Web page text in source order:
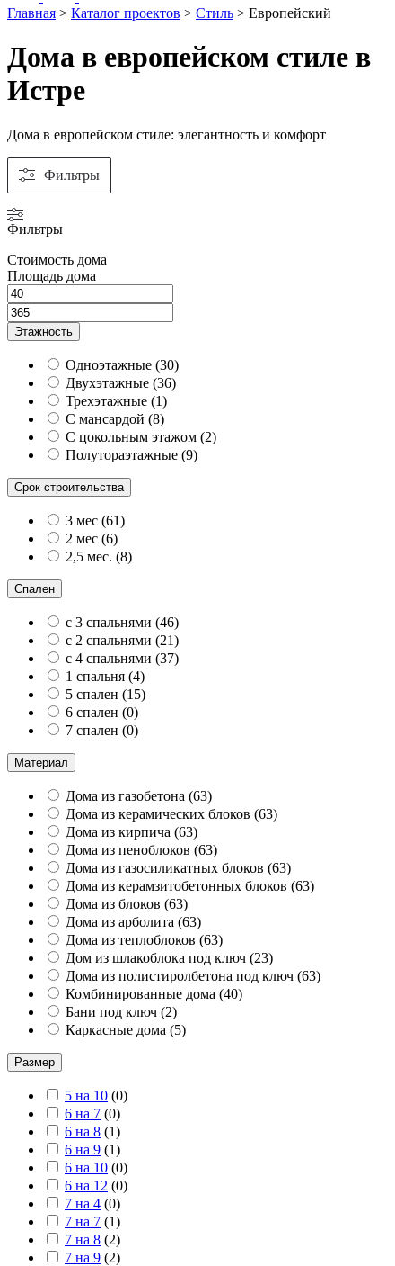
Главная > Каталог проектов > Стиль > Европейский
Дома в европейском стиле в
Истре
Дома в европейском стиле: элегантность и комфорт
Фильтры
Фильтры
Стоимость дома
Площадь дома
Этажность
Одноэтажные (30)
Двухэтажные (36)
Трехэтажные (1)
С мансардой (8)
С цокольным этажом (2)
Полутораэтажные (9)
Срок строительства
3 мес (61)
2 мес (6)
2,5 мес. (8)
Спален
с 3 спальнями (46)
с 2 спальнями (21)
с 4 спальнями (37)
1 спальня (4)
5 спален (15)
6 спален (0)
7 спален (0)
Материал
Дома из газобетона (63)
Дома из керамических блоков (63)
Дома из кирпича (63)
Дома из пеноблоков (63)
Дома из газосиликатных блоков (63)
Дома из керамзитобетонных блоков (63)
Дома из блоков (63)
Дома из арболита (63)
Дома из теплоблоков (63)
Дом из шлакоблока под ключ (23)
Дома из полистиролбетона под ключ (63)
Комбинированные дома (40)
Бани под ключ (2)
Каркасные дома (5)
Размер
5 на 10 (0)
6 на 7 (0)
6 на 8 (1)
6 на 9 (1)
6 на 10 (0)
6 на 12 (0)
7 на 4 (0)
7 на 7 (1)
7 на 8 (2)
7 на 9 (2)